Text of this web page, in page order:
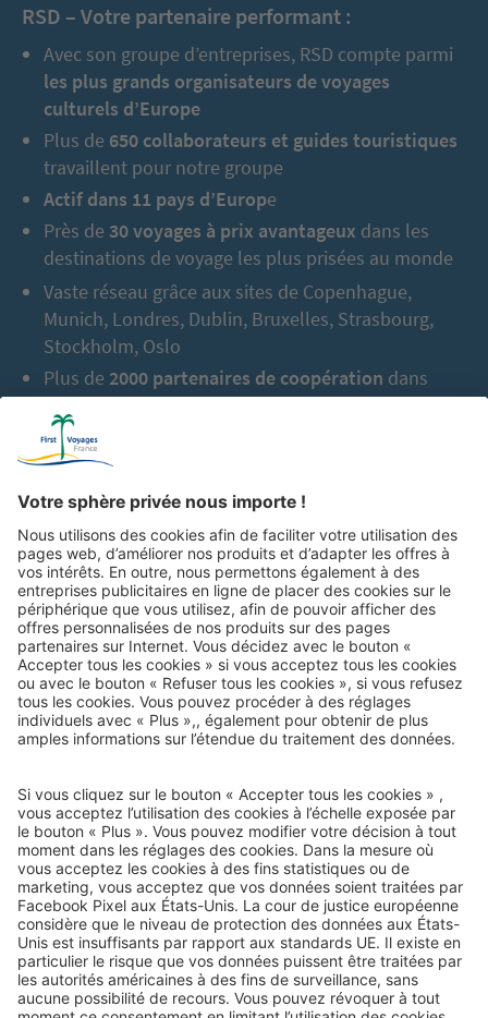
RSD – Votre partenaire performant :
Avec son groupe d’entreprises, RSD compte parmi
les plus grands organisateurs de voyages
culturels d’Europe
Plus de 650 collaborateurs et guides touristiques
travaillent pour notre groupe
Actif dans 11 pays d’Europe
Près de 30 voyages à prix avantageux dans les
destinations de voyage les plus prisées au monde
Vaste réseau grâce aux sites de Copenhague,
Munich, Londres, Dublin, Bruxelles, Strasbourg,
Stockholm, Oslo
Plus de 2000 partenaires de coopération dans
l’Europe entière
En tout jusqu’à aujourd’hui :
vacanciers
Courrier de voyage
e-mail-newsletter :
Nous serons heureux de vous envoyer nos meilleurs voyages
par e-mail à l’avenir !
Inscrivez-vous dès maintenant !